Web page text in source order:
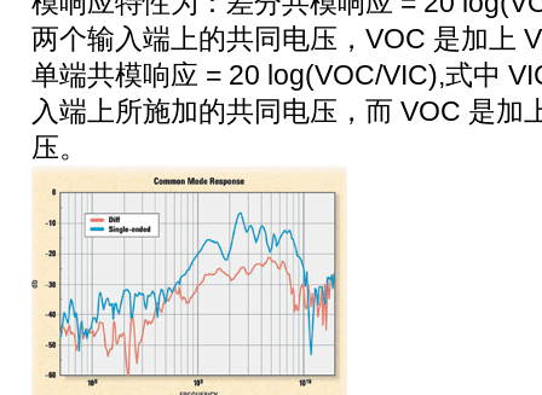
两个输入端上的共同电压，VOC 是加上
单端共模响应 = 20 log(VOC/VIC),式中
入端上所施加的共同电压，而 VOC 是加
压。